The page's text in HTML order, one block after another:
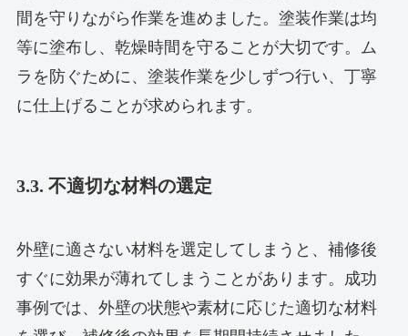
間を守りながら作業を進めました。塗装作業は均
等に塗布し、乾燥時間を守ることが大切です。ム
ラを防ぐために、塗装作業を少しずつ行い、丁寧
に仕上げることが求められます。
3.3. 不適切な材料の選定
外壁に適さない材料を選定してしまうと、補修後
すぐに効果が薄れてしまうことがあります。成功
事例では、外壁の状態や素材に応じた適切な材料